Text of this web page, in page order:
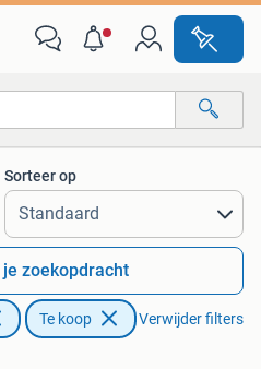
Sorteer op
zoekopdracht
Te koop Verwijder filters